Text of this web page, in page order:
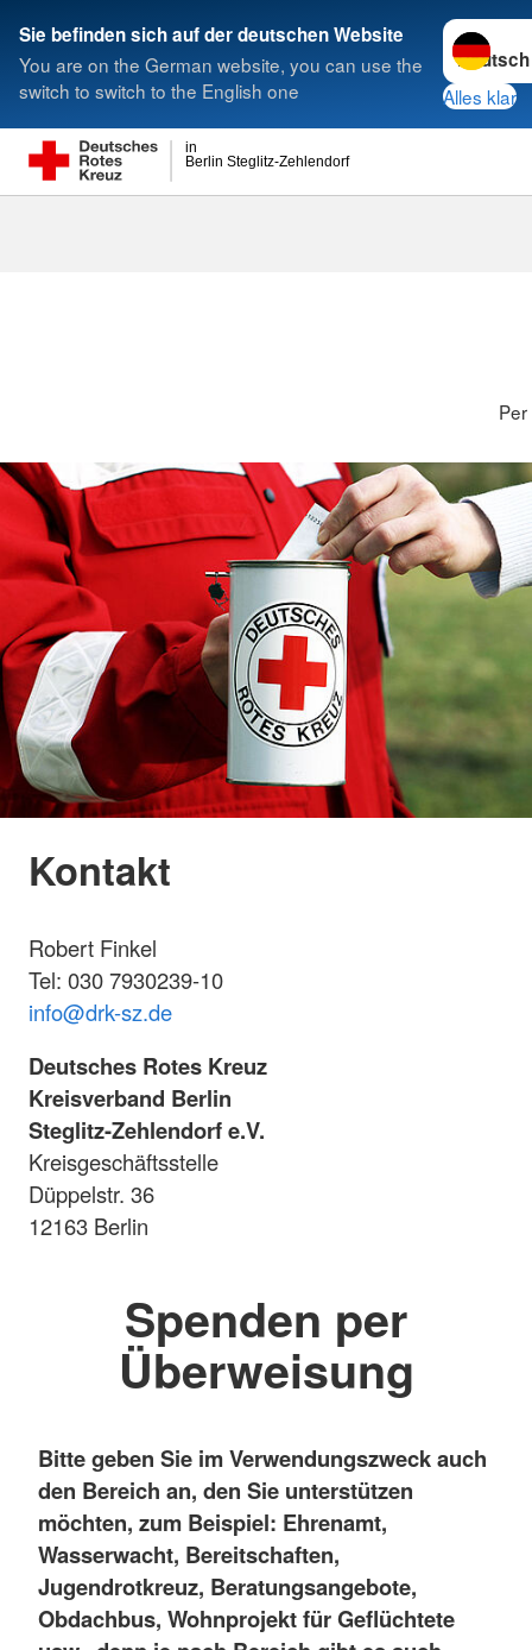
Sie befinden sich auf der deutschen Website
You are on the German website, you can use the
switch to switch to the English one
Sprache
Alles klar
Berlin Steglitz-Zehlendorf
in
Suche
Kontakt
Robert Finkel
Tel: 030 7930239-10
info@drk-sz.de
Deutsches Rotes Kreuz
Kreisverband Berlin
Steglitz-Zehlendorf e.V.
Kreisgeschäftsstelle
Düppelstr. 36
12163 Berlin
Spenden per
Überweisung
Bitte geben Sie im Verwendungszweck auch
den Bereich an, den Sie unterstützen
möchten, zum Beispiel: Ehrenamt,
Wasserwacht, Bereitschaften,
Jugendrotkreuz, Beratungsangebote,
Obdachbus, Wohnprojekt für Geflüchtete